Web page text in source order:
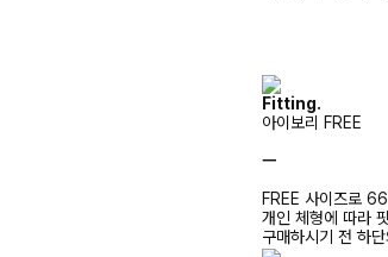
Fitting.
아이보리 FREE
ㅡ
FREE 사이즈로
개인 체형에 따라
구매하시기 전 하